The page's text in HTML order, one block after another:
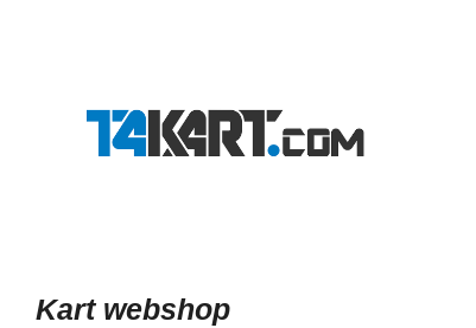
Kart webshop